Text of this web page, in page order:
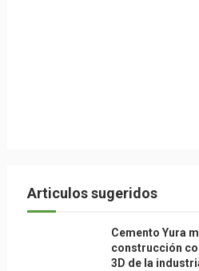
Articulos sugeridos
Cemento Yura
construcción
3D de la